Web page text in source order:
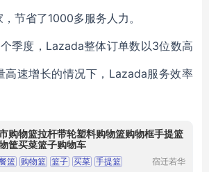
节省了1000多服务人力。
季度，Lazada整体订单数以3位数高
高速增长的情况下，Lazada服务效率
购物篮拉杆带轮塑料购物篮购物框手提篮
筐买菜篮子购物车
篮 购物篮 篮子 买菜 手提篮
宿迁若华